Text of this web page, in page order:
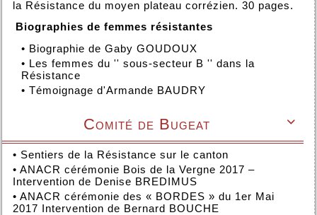
la Résistance du moyen plateau corrézien. 30 pages.
Biographies de femmes résistantes
• Biographie de Gaby GOUDOUX
• Les femmes du '' sous-secteur B '' dans la
Résistance
• Témoignage d'Armande BAUDRY

Comité de Bugeat
• Sentiers de la Résistance sur le canton
• ANACR cérémonie Bois de la Vergne 2017 –
Intervention de Denise BREDIMUS
• ANACR cérémonie des « BORDES » du 1er Mai
2017 Intervention de Bernard BOUCHE